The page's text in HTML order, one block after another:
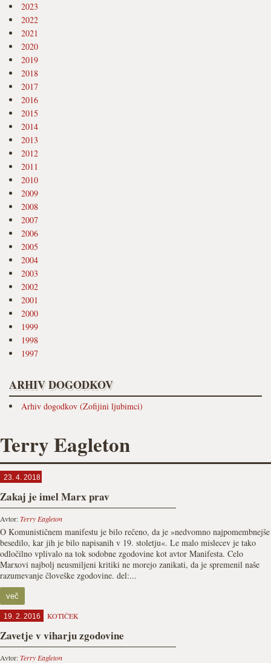
2023
2022
2021
2020
2019
2018
2017
2016
2015
2014
2013
2012
2011
2010
2009
2008
2007
2006
2005
2004
2003
2002
2001
2000
1999
1998
1997
ARHIV DOGODKOV
Arhiv dogodkov (Zofijini ljubimci)
Terry Eagleton
23. 4. 2018
Zakaj je imel Marx prav
Avtor:Terry Eagleton
O Komunističnem manifestu je bilo rečeno, da je »nedvomno najpomembnejše
besedilo, kar jih je bilo napisanih v 19. stoletju«. Le malo mislecev je tako
odločilno vplivalo na tok sodobne zgodovine kot avtor Manifesta. Celo
Marxovi najbolj neusmiljeni kritiki ne morejo zanikati, da je spremenil naše
razumevanje človeške zgodovine. del:...
več
19. 2. 2016 KOTIČEK
Zavetje v viharju zgodovine
Avtor:Terry Eagleton